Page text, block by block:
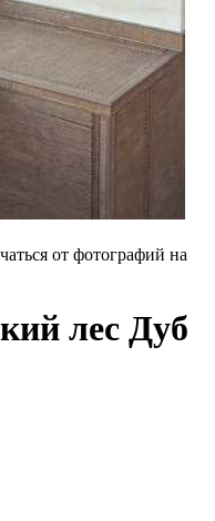
от фотографий на
лес Дуб